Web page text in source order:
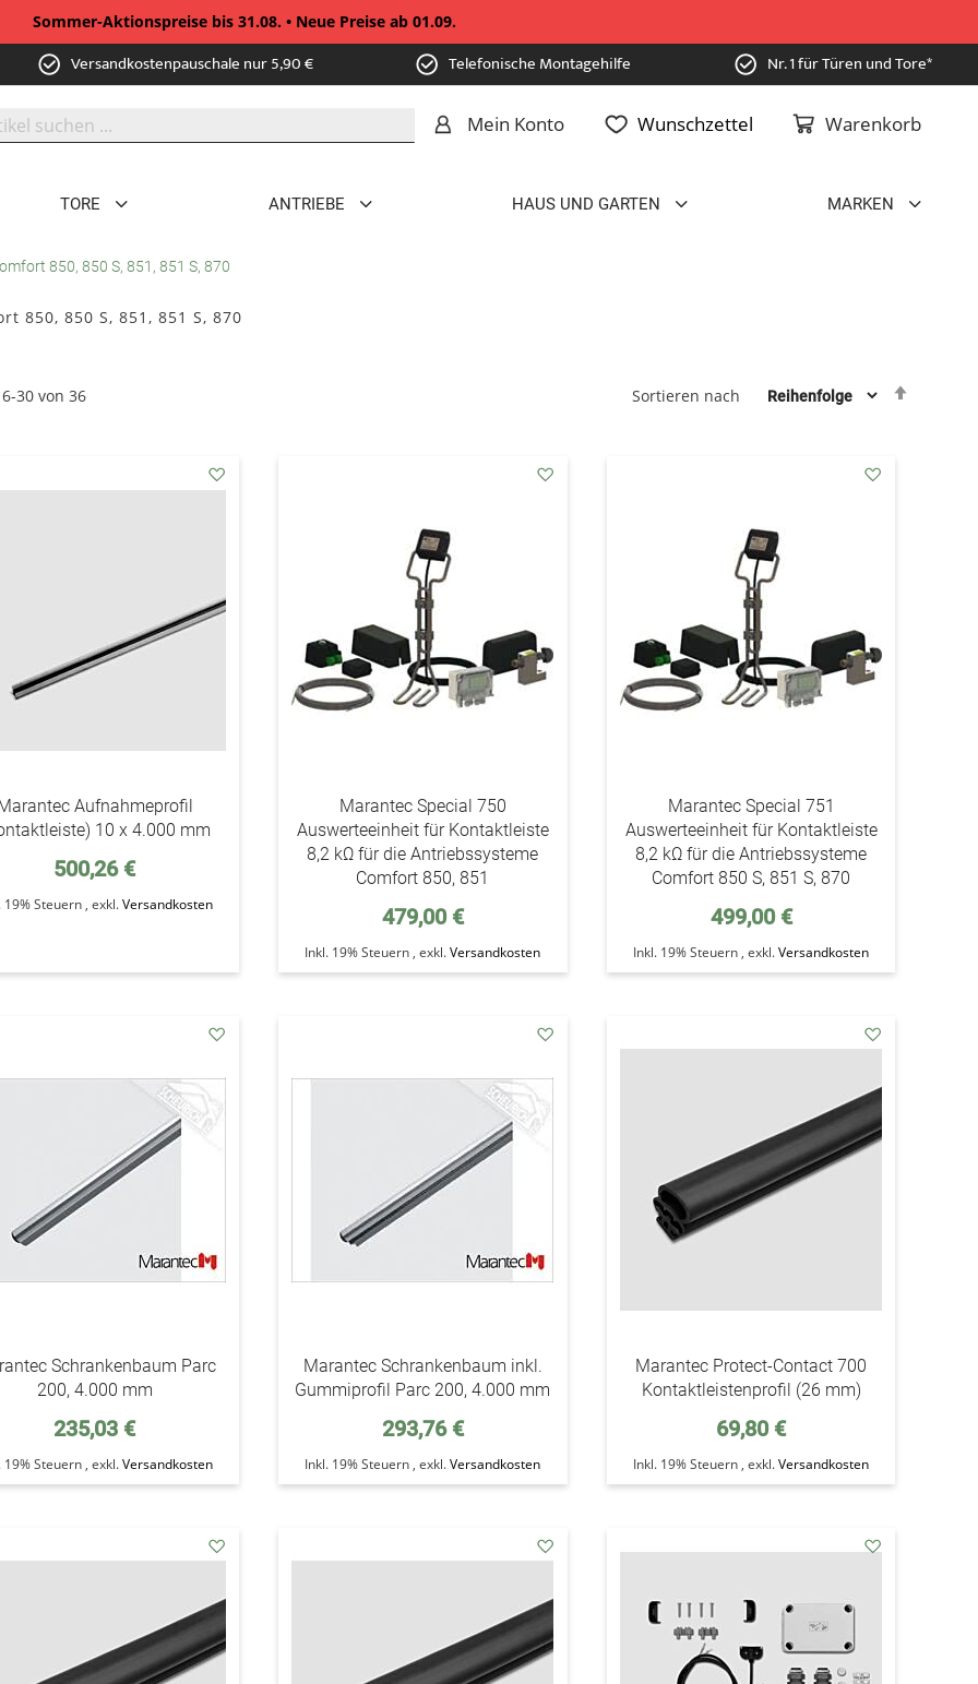
Sommer-Aktionspreise bis 31.08. • Neue Preise ab 01.09.
Versandkostenpauschale nur 5,90 € Telefonische Montagehilfe Nr. 1 für Türen und Tore*
Warenkorb
Mein Konto Wunschzettel
TORE ANTRIEBE HAUS UND GARTEN MARKEN
850, 850 S, 851, 851 S, 870
850, 850 S, 851, 851 S, 870
-30von 36 Sortieren nach
addAuf
Aufnahmeprofil
10 x 4.000 mm
500,26 €
19% Steuern , exkl.Versandkosten
Marantec Special 750
Auswerteeinheit für Kontaktleiste
8,2 kΩ für die Antriebssysteme
Comfort 850, 851
479,00 €
Inkl. 19% Steuern ,exkl.Versandkosten
Marantec Special 751
Auswerteeinheit für Kontaktleiste
8,2 kΩ für die Antriebssysteme
Comfort 850 S, 851 S, 870
499,00 €
Inkl. 19% Steuern ,exkl.Versandkosten
den
Schrankenbaum Parc
200, 4.000 mm
235,03 €
19% Steuern , exkl.Versandkosten
den
Marantec Schrankenbaum inkl.
Gummiprofil Parc 200, 4.000 mm
293,76 €
Inkl. 19% Steuern ,exkl.Versandkosten
Wunschzettel
Marantec Protect-Contact 700
Kontaktleistenprofil (26 mm)
69,80 €
Inkl. 19% Steuern ,exkl.Versandkosten
Wunschzettel
Wunschzettel